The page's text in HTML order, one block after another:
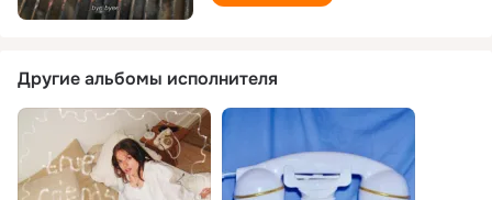
Другие альбомы исполнителя